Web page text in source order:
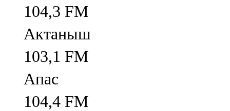
104,3 FM
Актаныш
103,1 FM
Апас
104,4 FM